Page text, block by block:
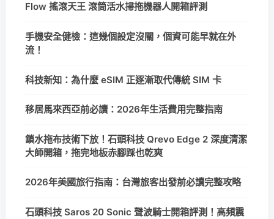
Flow 搖滾天王 滾筒活水掃拖機器人開箱評測
手機安全健檢：這幾個設定沒關，個資可能早就在外
流！
科技新知：為什麼 eSIM 正逐漸取代傳統 SIM 卡
移居馬來西亞前必讀：2026年生活費用完整指南
鎖水拖布技術下放！石頭科技 Qrevo Edge 2 深度清潔
大師開箱，拖完地板赤腳踩也乾爽
2026年美國旅行指南：台灣旅客出發前必讀完整攻略
石頭科技 Saros 20 Sonic 聲波騎士開箱評測！高頻震